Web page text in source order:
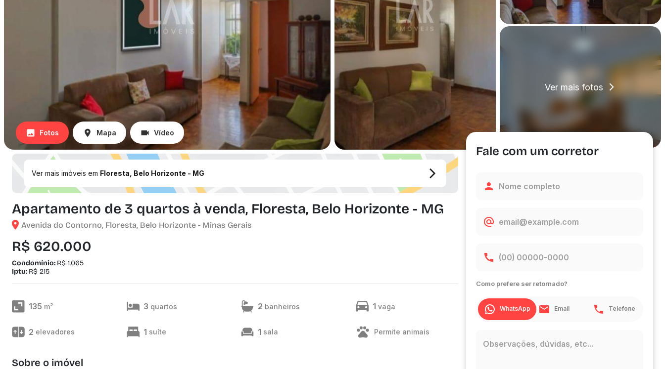
Ver mais fotos
Fotos Mapa Vídeo
Ver mais imóveis em Floresta, Belo Horizonte - MG
Apartamento de 3 quartos à venda, Floresta, Belo Horizonte - MG
Avenida do Contorno, Floresta, Belo Horizonte - Minas Gerais
R$ 620.000
Condomínio: R$ 1.065
Iptu: R$ 215
135 m² 3 quartos 2 banheiros 1 vaga
2 elevadores 1 suíte 1 sala Permite animais
Sobre o imóvel
Fale com um corretor
Como prefere ser retornado?
WhatsApp Email Telefone